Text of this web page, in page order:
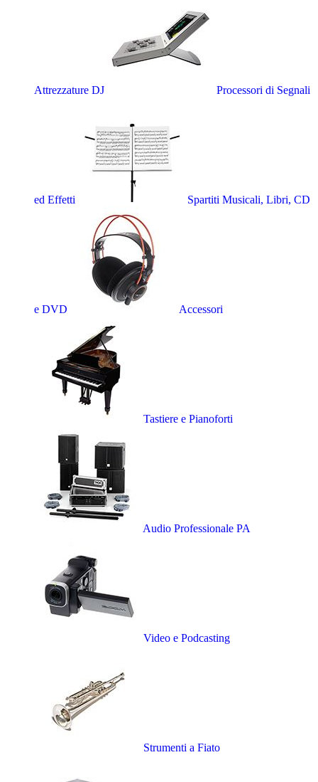
Attrezzature DJ Processori di Segnali
ed Effetti Spartiti Musicali, Libri, CD
e DVD Accessori
Tastiere e Pianoforti
Audio Professionale PA
Video e Podcasting
Strumenti a Fiato